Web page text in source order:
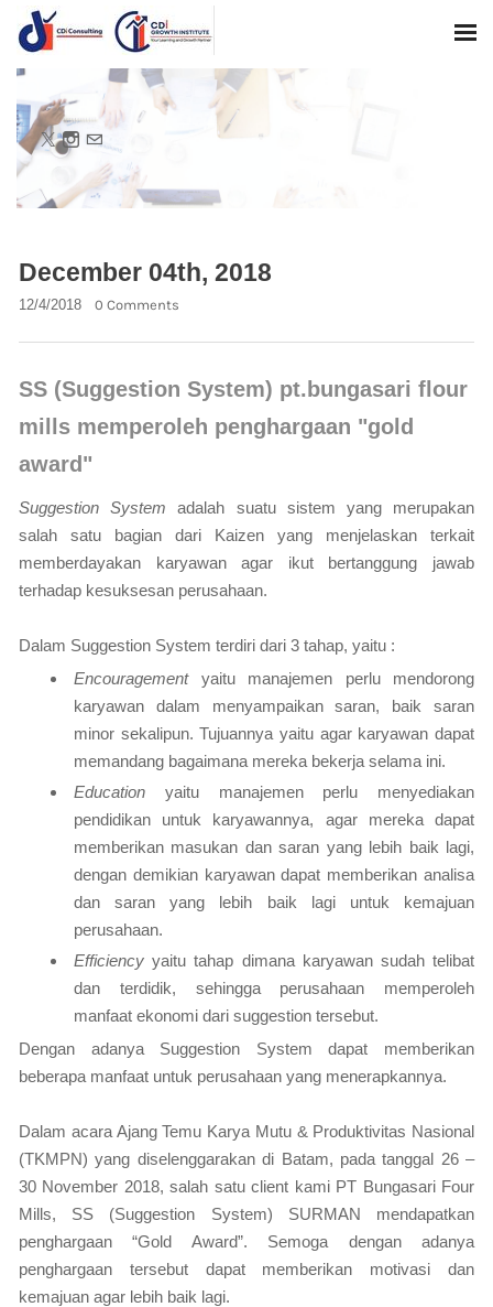
December 04th, 2018
12/4/2018 0 Comments
SS (Suggestion System) pt.bungasari flour
mills memperoleh penghargaan "gold
award"
Suggestion System adalah suatu sistem yang merupakan
salah satu bagian dari Kaizen yang menjelaskan terkait
memberdayakan karyawan agar ikut bertanggung jawab
terhadap kesuksesan perusahaan.
Dalam Suggestion System terdiri dari 3 tahap, yaitu :
Encouragementyaitu manajemen perlu mendorong
karyawan dalam menyampaikan saran, baik saran
minor sekalipun. Tujuannya yaitu agar karyawan dapat
memandang bagaimana mereka bekerja selama ini.
Education yaitu manajemen perlu menyediakan
pendidikan untuk karyawannya, agar mereka dapat
memberikan masukan dan saran yang lebih baik lagi,
dengan demikian karyawan dapat memberikan analisa
dan saran yang lebih baik lagi untuk kemajuan
perusahaan.
Efficiency yaitu tahap dimana karyawan sudah telibat
dan terdidik, sehingga perusahaan memperoleh
manfaat ekonomi dari suggestion tersebut.
Dengan adanya Suggestion System dapat memberikan
beberapa manfaat untuk perusahaan yang menerapkannya.
Dalam acara Ajang Temu Karya Mutu & Produktivitas Nasional
(TKMPN) yang diselenggarakan di Batam, pada tanggal 26 –
30 November 2018, salah satu client kami PT Bungasari Four
Mills, SS (Suggestion System) SURMAN mendapatkan
penghargaan “Gold Award”. Semoga dengan adanya
penghargaan tersebut dapat memberikan motivasi dan
kemajuan agar lebih baik lagi.